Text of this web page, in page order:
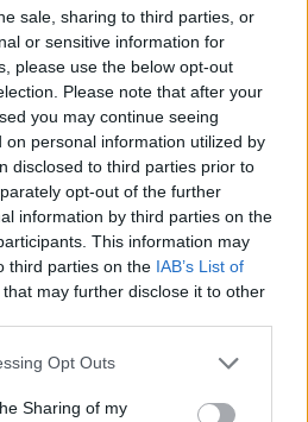
sale, sharing to third parties, or
or sensitive information for
please use the below opt-out
Please note that after your
you may continue seeing
on personal information utilized by
disclosed to third parties prior to
opt-out of the further
information by third parties on the
This information may
third parties on the IAB’s List of
that may further disclose it to other
app uses one or more Google
behaviour. You may click to
Opt Outs
Sharing of my
ακόμη και με μικρή μείωση